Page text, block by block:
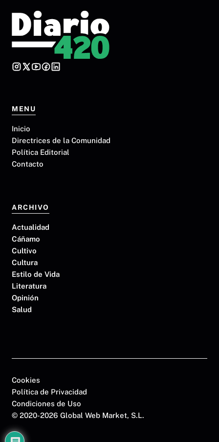
MENU
Inicio
Directrices de la Comunidad
Política Editorial
Contacto
ARCHIVO
Actualidad
Cáñamo
Cultivo
Cultura
Estilo de Vida
Literatura
Opinión
Salud
© 2020-2026 Global Web Market, S.L.
Cookies
Política de Privacidad
Condiciones de Uso